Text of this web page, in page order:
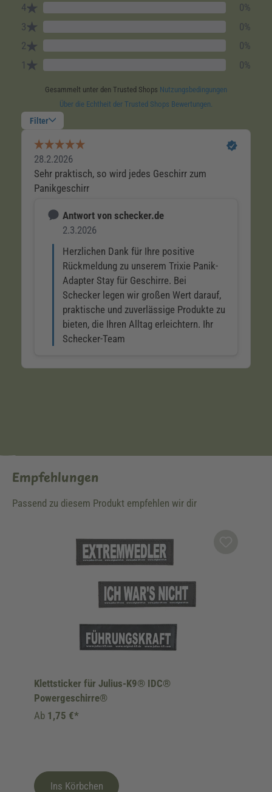
Empfehlungen
Passend zu diesem Produkt empfehlen wir dir
Klettsticker für Julius-K9® IDC®
Powergeschirre®
Ab 1,75 €*
Ins Körbchen